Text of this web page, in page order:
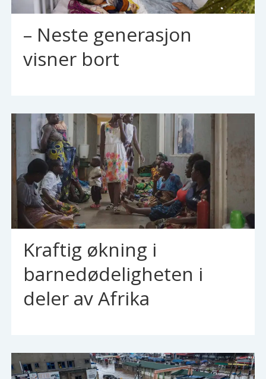
– Neste generasjon
visner bort
Kraftig økning i
barnedødeligheten i
deler av Afrika